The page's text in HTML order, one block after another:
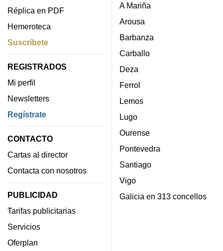
Réplica en PDF
Hemeroteca
Suscríbete
REGISTRADOS
Mi perfil
Newsletters
Regístrate
CONTACTO
Cartas al director
Contacta con nosotros
PUBLICIDAD
Tarifas publicitarias
Servicios
Oferplan
A Mariña
Arousa
Barbanza
Carballo
Deza
Ferrol
Lemos
Lugo
Ourense
Pontevedra
Santiago
Vigo
Galicia en 313 concellos